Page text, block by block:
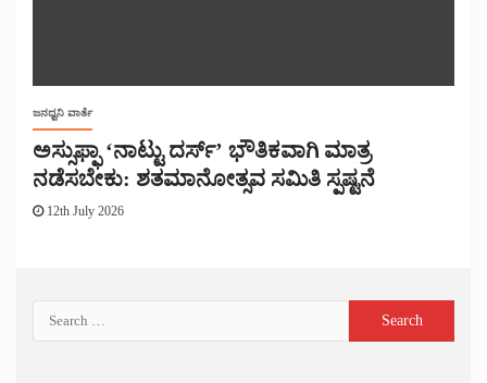
ಜನಧ್ವನಿ ವಾರ್ತೆ
ಅಸ್ಸುಫ್ಫಾ ‘ನಾಟ್ಟು ದರ್ಸ್’ ಭೌತಿಕವಾಗಿ ಮಾತ್ರ
ನಡೆಸಬೇಕು: ಶತಮಾನೋತ್ಸವ ಸಮಿತಿ ಸ್ಪಷ್ಟನೆ
12th July 2026